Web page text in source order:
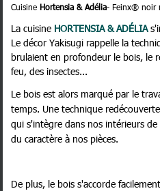
Cuisine Hortensia & Adélia- Feinx® noir
La cuisine HORTENSIA & ADÉLIA
Le décor Yakisugi rappelle la
brulaient en profondeur le bois, le
feu, des insectes...
Le bois est alors marqué par le
temps. Une technique
qui s'intègre dans nos intérieurs
du caractère à nos pièces.
De plus, le bois s'accorde